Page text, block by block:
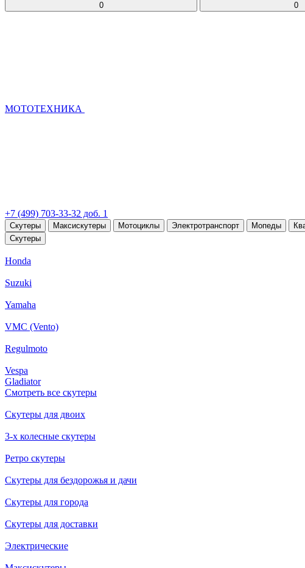
0 0
МОТОТЕХНИКА
+7 (499) 703-33-32 доб. 1
Скутеры Максискутеры Мотоциклы Электротранспорт Мопеды
Скутеры
Honda
Suzuki
Yamaha
VMC (Vento)
Regulmoto
Vespa
Gladiator
Смотреть все скутеры
Скутеры для двоих
3-х колесные скутеры
Ретро скутеры
Скутеры для бездорожья и дачи
Скутеры для города
Скутеры для доставки
Электрические